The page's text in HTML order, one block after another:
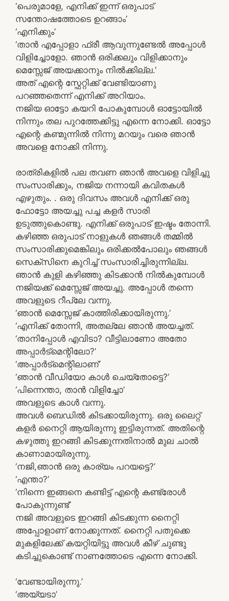
‘പെരുമാളേ, എനിക്ക് ഇന്ന് ഒരുപാട്
സന്തോഷത്തോടെ ഉറങ്ങാം’
‘എനിക്കും’
‘താൻ എപ്പോളാ ഫ്രീ ആവുന്നുണ്ടേൽ അപ്പോൾ
വിളിച്ചോളോ. ഞാൻ ഒരിക്കലും വിളിക്കാനും
മെസ്സേജ് അയക്കാനും നിൽക്കില്ല.’
അത് എന്റെ സ്ഫേറ്റിക്ക് വേണ്ടിയാണു
പറഞ്ഞതെന്ന് എനിക്ക് അറിയാം.
നജിയ ഓട്ടോ കയറി പോകുമ്പോൾ ഓട്ടോയിൽ
നിന്നും തല പുറത്തേക്കിട്ടു എന്നെ നോക്കി. ഓട്ടോ
എന്റെ കണ്മുന്നിൽ നിന്നു മറയും വരെ ഞാൻ
അവളെ നോക്കി നിന്നു.
രാത്രികളിൽ പല തവണ ഞാൻ അവളെ വിളിച്ചു
സംസാരിക്കും, നജിയ നന്നായി കവിതകൾ
എഴുതും. . ഒരു ദിവസം അവൾ എനിക്ക് ഒരു
ഫോട്ടോ അയച്ചു പച്ച കളർ സാരി
ഉടുത്തുകൊണ്ടു. എനിക്ക് ഒരുപാട് ഇഷ്ടം തോന്നി.
കഴിഞ്ഞ ഒരുപാട് നാളുകൾ ഞങ്ങൾ തമ്മിൽ
സംസാരിക്കുമെങ്കിലും ഒരിക്കൽപോലും ഞങ്ങൾ
സെക്സിനെ കുറിച്ച് സംസാരിച്ചിരുന്നില്ല.
ഞാൻ കുളി കഴിഞ്ഞു കിടക്കാൻ നിൽകുമ്പോൾ
നജിയക്ക് മെസ്സേജ് അയച്ചു. അപ്പോൾ തന്നെ
അവളുടെ റീപ്ലേ വന്നു.
‘ഞാൻ മെസ്സേജ് കാത്തിരിക്കായിരുന്നു.’
‘എനിക്ക് തോന്നി, അതല്ലേ ഞാൻ അയച്ചത്.
‘താനിപ്പോൾ എവിടാ? വീട്ടിലാണോ അതോ
അപ്പാർട്മെന്റിലോ?’
‘അപ്പാർട്മെന്റിലാണ്’
‘ഞാൻ വീഡിയോ കാൾ ചെയ്തോട്ടെ?’
‘പിന്നെന്താ, താൻ വിളിച്ചോ’
അവളുടെ കാൾ വന്നു.
അവൾ ബെഡിൽ കിടക്കായിരുന്നു. ഒരു ലൈറ്റ്
കളർ നൈറ്റി ആയിരുന്നു ഇട്ടിരുന്നത്. അതിന്റെ
കഴുത്തു ഇറങ്ങി കിടക്കുന്നതിനാൽ മുല ചാൽ
കാണാമായിരുന്നു.
‘നജി,ഞാൻ ഒരു കാര്യം പറയട്ടെ?’
‘എന്താ?’
‘നിന്നെ ഇങ്ങനെ കണ്ടിട്ട് എന്റെ കണ്ട്രോൾ
പോകുന്നുണ്ട്’
നജി അവളുടെ ഇറങ്ങി കിടക്കുന്ന നൈറ്റി
അപ്പോളാണ് നോക്കുന്നത്. നൈറ്റി പതുക്കെ
മുകളിലേക്ക് കയറ്റിയിട്ടു അവൾ കീഴ് ചുണ്ടു
കടിച്ചുകൊണ്ട് നാണത്തോടെ എന്നെ നോക്കി.
‘വേണ്ടായിരുന്നു.’
‘അയ്യടാ’